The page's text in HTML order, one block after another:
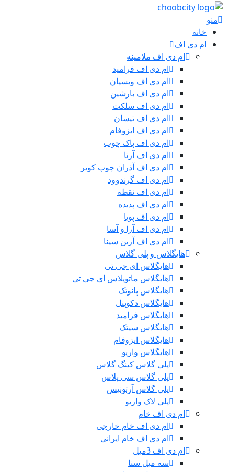
منو
خانه
ام دی اف
ام دی اف ملامینه
ام دی اف فرامید
ام دی اف ویسپان
ام دی اف بارشین
ام دی اف سلکت
ام دی اف تیسان
ام دی اف ایزوفام
ام دی اف پاک چوب
ام دی اف آرتا
ام دی اف آذران چوب کویر
ام دی اف گرندوود
ام دی اف نقطه
ام دی اف پدیده
ام دی اف پویا
ام دی اف آرا و آسا
ام دی اف آرین سینا
هایگلاس و پلی گلاس
هایگلاس ای جی تی
هایگلاس ماتوپلاس ای جی تی
هایگلاس پانوتک
هایگلاس دکوپنل
هایگلاس فرامید
هایگلاس سیتک
هایگلاس ایزوفام
هایگلاس واریو
پلی گلاس کینگ گلاس
پلی گلاس سی پلاس
پلی گلاس آرتونیس
پلی لاک واریو
ام دی اف خام
ام دی اف خام خارجی
ام دی اف خام ایرانی
ام دی اف 3میل
سه میل سنا